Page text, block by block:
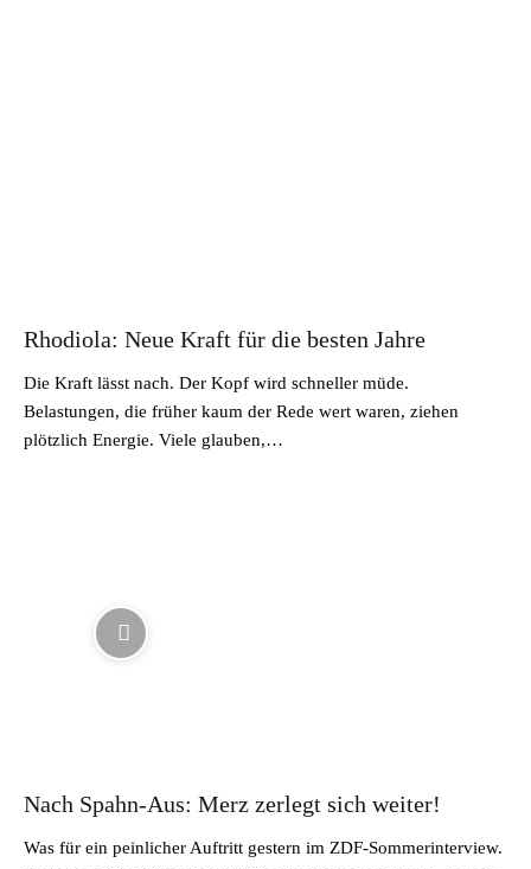
Rhodiola: Neue Kraft für die besten Jahre
Die Kraft lässt nach. Der Kopf wird schneller müde.
Belastungen, die früher kaum der Rede wert waren, ziehen
plötzlich Energie. Viele glauben,…
Nach Spahn-Aus: Merz zerlegt sich weiter!
Was für ein peinlicher Auftritt gestern im ZDF-Sommerinterview.